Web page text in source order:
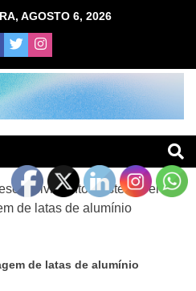
AGOSTO 6, 2026
Sustentável
de latas de alumínio
de latas de alumínio